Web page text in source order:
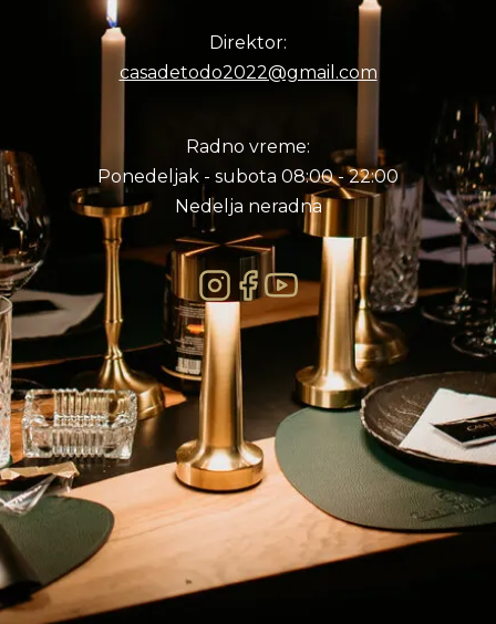
Direktor:
casadetodo2022@gmail.com
Radno vreme:
Ponedeljak - subota 08:00 - 22:00
Nedelja neradna